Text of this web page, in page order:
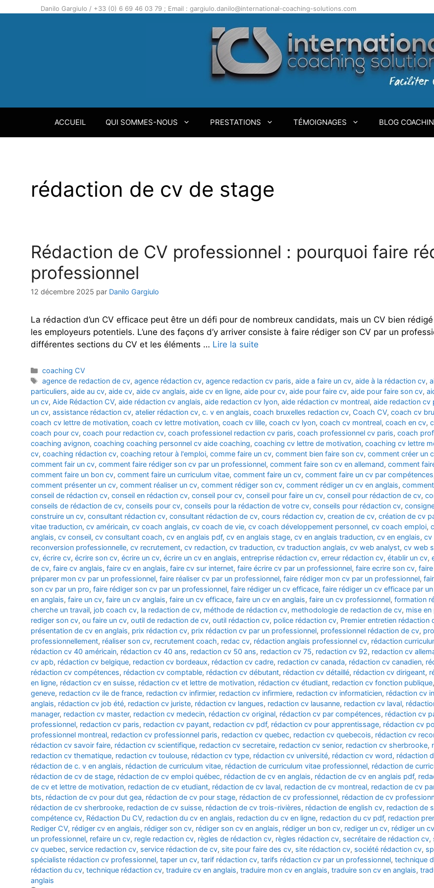
Danilo Gargiulo / +33 (0) 6 69 46 03 79 ; Email : gargiulo.danilo@international-coaching-solutions.com
ACCUEIL QUI SOMMES-NOUS PRESTATIONS TÉMOIGNAGES BLOG
rédaction de cv de stage
Rédaction de CV professionnel : pourquoi faire
professionnel
12 décembre 2025 par Danilo Gargiulo
La rédaction d’un CV efficace peut être un défi pour de nombreux candidats, mais un CV bien
les employeurs potentiels. L’une des façons d’y arriver consiste à faire rédiger son CV par un
différentes sections du CV et les éléments … Lire la suite
Catégories
coaching CV
Étiquettes
agence de redaction de cv,agence rédaction cv,agence redaction cv paris,aide a faire un cv,aide à la rédaction cv,
particuliers, aide au cv, aide cv, aide cv anglais, aide cv en ligne, aide pour cv, aide pour faire cv, aide pour faire son cv,
un cv, Aide Rédaction CV, aide rédaction cv anglais, aide redaction cv lyon, aide rédaction cv montreal, aide redaction cv
un cv, assistance rédaction cv, atelier rédaction cv, c. v en anglais, coach bruxelles redaction cv, Coach CV, coach cv
coach cv lettre de motivation, coach cv lettre motivation, coach cv lille, coach cv lyon, coach cv montreal, coach en cv,
coach pour cv, coach pour redaction cv, coach professionel redaction cv paris, coach professionnel cv paris, coach
coaching avignon, coaching coaching personnel cv aide coaching, coaching cv lettre de motivation, coaching cv lettre
cv, coaching rédaction cv, coaching retour à l'emploi, comme faire un cv, comment bien faire son cv, comment créer un
comment fair un cv, comment faire rédiger son cv par un professionnel, comment faire son cv en allemand, comment
comment faire un bon cv, comment faire un curriculum vitae, comment faire un cv, comment faire un cv par compétences
comment présenter un cv, comment réaliser un cv, comment rédiger son cv, comment rédiger un cv en anglais,
conseil de rédaction cv, conseil en rédaction cv, conseil pour cv, conseil pour faire un cv, conseil pour rédaction de cv,
conseils de rédaction de cv, conseils pour cv, conseils pour la rédaction de votre cv, conseils pour rédaction cv,
construire un cv, consultant rédaction cv, consultant rédaction de cv, cours rédaction cv, creation de cv, création de cv
vitae traduction, cv américain, cv coach anglais, cv coach de vie, cv coach développement personnel, cv coach emploi,
anglais, cv conseil, cv consultant coach, cv en anglais pdf, cv en anglais stage, cv en anglais traduction, cv en englais, cv
reconversion professionnelle, cv recrutement, cv redaction, cv traduction, cv traduction anglais, cv web analyst, cv web
cv, écrire cv, écrire son cv, écrire un cv, écrire un cv en anglais, entreprise rédaction cv, erreur rédaction cv, établir un cv,
de cv, faire cv anglais, faire cv en anglais, faire cv sur internet, faire écrire cv par un professionnel, faire ecrire son cv,
préparer mon cv par un professionnel, faire réaliser cv par un professionnel, faire rédiger mon cv par un professionnel,
son cv par un pro, faire rédiger son cv par un professionnel, faire rédiger un cv efficace, faire rédiger un cv efficace par
en anglais, faire un cv, faire un cv anglais, faire un cv efficace, faire un cv en anglais, faire un cv professionnel, formation
cherche un travail, job coach cv, la redaction de cv, méthode de rédaction cv, methodologie de redaction de cv, mise
rediger son cv, ou faire un cv, outil de redaction de cv, outil rédaction cv, police rédaction cv, Premier entretien rédaction
présentation de cv en anglais, prix rédaction cv, prix rédaction cv par un professionnel, professionnel rédaction de cv,
professionnellement, réaliser son cv, recrutement coach, redac cv, rédaction anglais professionnel cv, rédaction
rédaction cv 40 américain, rédaction cv 40 ans, redaction cv 50 ans, redaction cv 75, redaction cv 92, redaction cv
cv apb, rédaction cv belgique, redaction cv bordeaux, rédaction cv cadre, redaction cv canada, rédaction cv canadien,
rédaction cv compétences, rédaction cv comptable, rédaction cv débutant, rédaction cv détaillé, rédaction cv dirigeant,
en ligne, rédaction cv en suisse, rédaction cv et lettre de motivation, rédaction cv étudiant, redaction cv fonction publique,
geneve, redaction cv ile de france, redaction cv infirmier, redaction cv infirmiere, redaction cv informaticien, rédaction cv
anglais, rédaction cv job été, redaction cv juriste, rédaction cv langues, redaction cv lausanne, redaction cv laval,
manager, redaction cv master, redaction cv medecin, rédaction cv original, rédaction cv par compétences, rédaction cv
professionnel, redaction cv paris, redaction cv payant, redaction cv pdf, rédaction cv pour apprentissage, rédaction cv
professionnel montreal, redaction cv professionnel paris, redaction cv quebec, redaction cv quebecois, rédaction cv
rédaction cv savoir faire, rédaction cv scientifique, redaction cv secretaire, redaction cv senior, redaction cv sherbrooke,
redaction cv thematique, redaction cv toulouse, rédaction cv type, rédaction cv université, rédaction cv word, rédaction
rédaction de c. v en anglais, rédaction de curriculum vitae, rédaction de curriculum vitae professionnel, rédaction de
rédaction de cv de stage, rédaction de cv emploi québec, rédaction de cv en anglais, rédaction de cv en anglais pdf,
de cv et lettre de motivation, redaction de cv etudiant, rédaction de cv laval, redaction de cv montreal, redaction de cv
bts, rédaction de cv pour dut gea, rédaction de cv pour stage, rédaction de cv professionnel, rédaction de cv
rédaction de cv sherbrooke, redaction de cv suisse, rédaction de cv trois-rivières, rédaction de english cv, redaction de
compétence cv, Rédaction Du CV, redaction du cv en anglais, redaction du cv en ligne, redaction du cv pdf, redaction
Rediger CV, rédiger cv en anglais, rédiger son cv, rédiger son cv en anglais, rédiger un bon cv, rediger un cv, rédiger un
un professionnel, refaire un cv, regle redaction cv, règles de rédaction cv, règles rédaction cv, secrétaire de rédaction cv,
cv quebec, service redaction cv, service rédaction de cv, site pour faire des cv, site rédaction cv, société rédaction cv,
spécialiste rédaction cv professionnel, taper un cv, tarif rédaction cv, tarifs rédaction cv par un professionnel, technique
rédaction du cv, technique rédaction cv, traduire cv en anglais, traduire mon cv en anglais, traduire son cv en anglais,
anglais